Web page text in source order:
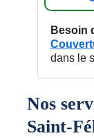
Besoin
dans le
Nos
Saint-